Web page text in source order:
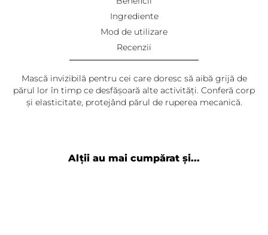
Ingrediente
Mod de utilizare
Recenzii
Mască invizibilă pentru cei care doresc să aibă grijă de
părul lor în timp ce desfășoară alte activități. Conferă corp
și elasticitate, protejând părul de ruperea mecanică.
Alții au mai cumpărat și...